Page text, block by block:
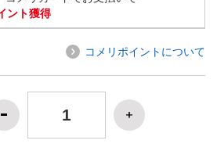
ント獲得
コメリポイントについて